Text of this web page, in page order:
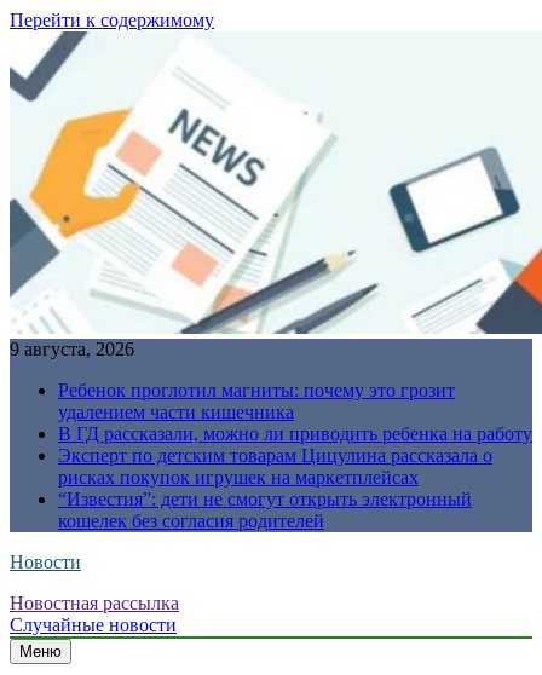
Перейти к содержимому
9 августа, 2026
Ребенок проглотил магниты: почему это грозит
удалением части кишечника
В ГД рассказали, можно ли приводить ребенка на работу
Эксперт по детским товарам Цицулина рассказала о
рисках покупок игрушек на маркетплейсах
“Известия”: дети не смогут открыть электронный
кошелек без согласия родителей
Новости
Новостная рассылка
Случайные новости
Меню